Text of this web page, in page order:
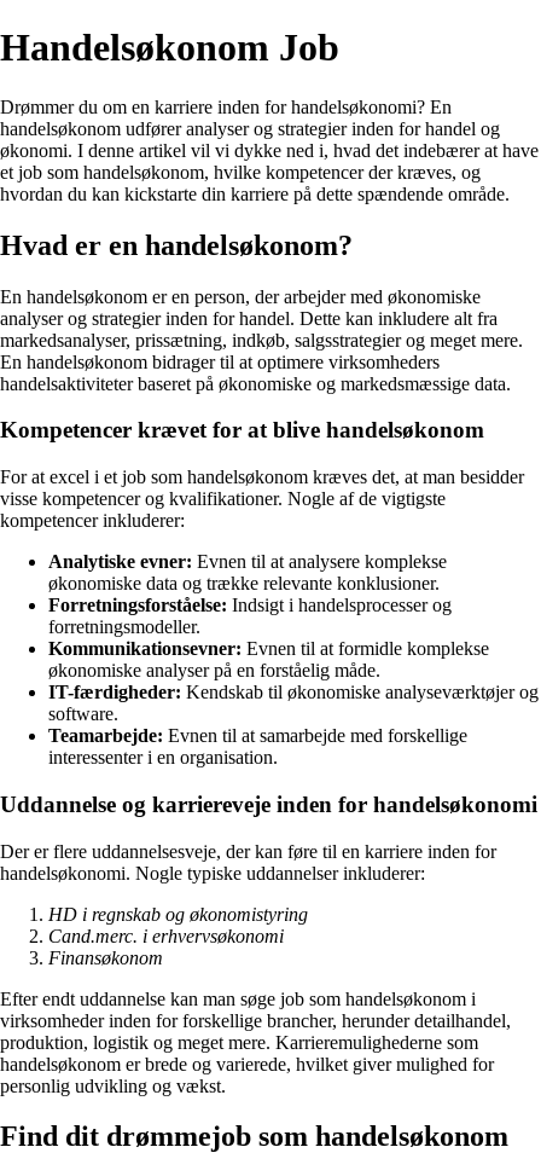
Handelsøkonom Job
Drømmer du om en karriere inden for handelsøkonomi? En
handelsøkonom udfører analyser og strategier inden for handel og
økonomi. I denne artikel vil vi dykke ned i, hvad det indebærer at have
et job som handelsøkonom, hvilke kompetencer der kræves, og
hvordan du kan kickstarte din karriere på dette spændende område.
Hvad er en handelsøkonom?
En handelsøkonom er en person, der arbejder med økonomiske
analyser og strategier inden for handel. Dette kan inkludere alt fra
markedsanalyser, prissætning, indkøb, salgsstrategier og meget mere.
En handelsøkonom bidrager til at optimere virksomheders
handelsaktiviteter baseret på økonomiske og markedsmæssige data.
Kompetencer krævet for at blive handelsøkonom
For at excel i et job som handelsøkonom kræves det, at man besidder
visse kompetencer og kvalifikationer. Nogle af de vigtigste
kompetencer inkluderer:
Analytiske evner: Evnen til at analysere komplekse
økonomiske data og trække relevante konklusioner.
Forretningsforståelse: Indsigt i handelsprocesser og
forretningsmodeller.
Kommunikationsevner: Evnen til at formidle komplekse
økonomiske analyser på en forståelig måde.
IT-færdigheder: Kendskab til økonomiske analyseværktøjer og
software.
Teamarbejde: Evnen til at samarbejde med forskellige
interessenter i en organisation.
Uddannelse og karriereveje inden for handelsøkonomi
Der er flere uddannelsesveje, der kan føre til en karriere inden for
handelsøkonomi. Nogle typiske uddannelser inkluderer:
HD i regnskab og økonomistyring
Cand.merc. i erhvervsøkonomi
Finansøkonom
Efter endt uddannelse kan man søge job som handelsøkonom i
virksomheder inden for forskellige brancher, herunder detailhandel,
produktion, logistik og meget mere. Karrieremulighederne som
handelsøkonom er brede og varierede, hvilket giver mulighed for
personlig udvikling og vækst.
Find dit drømmejob som handelsøkonom